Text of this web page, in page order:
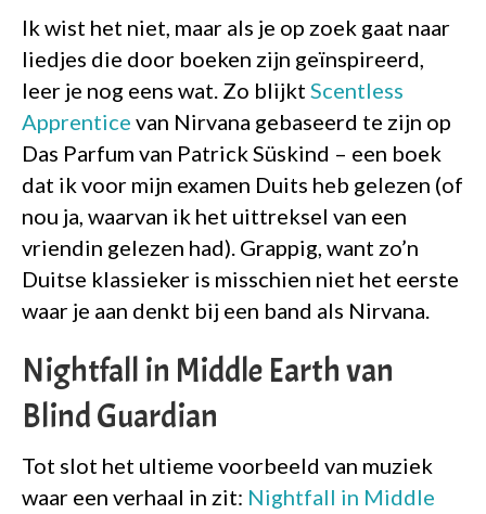
Ik wist het niet, maar als je op zoek gaat naar
liedjes die door boeken zijn geïnspireerd,
leer je nog eens wat. Zo blijkt Scentless
Apprentice van Nirvana gebaseerd te zijn op
Das Parfum van Patrick Süskind – een boek
dat ik voor mijn examen Duits heb gelezen (of
nou ja, waarvan ik het uittreksel van een
vriendin gelezen had). Grappig, want zo’n
Duitse klassieker is misschien niet het eerste
waar je aan denkt bij een band als Nirvana.
Nightfall in Middle Earth van
Blind Guardian
Tot slot het ultieme voorbeeld van muziek
waar een verhaal in zit: Nightfall in Middle